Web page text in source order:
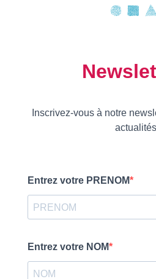
Inscrivez-vous à notre
Entrez votre PRENOM
Entrez votre NOM